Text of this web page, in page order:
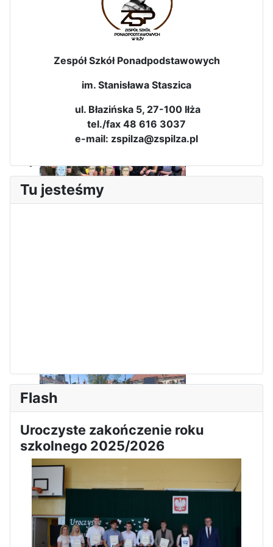
Dni Leśmianowskie 2026
Sukces Kingi na XXXVI
Olimpiadzie Teologii Katolickiej
Obchody Święta Konstytucji 3
Maja w Iłży
Zespół Szkół Ponadpodstawowych
im. Stanisława Staszica
ul. Błazińska 5, 27-100 Iłża
tel./fax 48 616 3037
e-mail: zspilza@zspilza.pl
Tu jesteśmy
Flash
Uroczyste zakończenie roku
szkolnego 2025/2026